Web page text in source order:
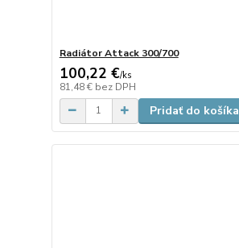
Radiátor Attack 300/700
100,22 €/ks
81,48 € bez DPH
Pridať do košíka